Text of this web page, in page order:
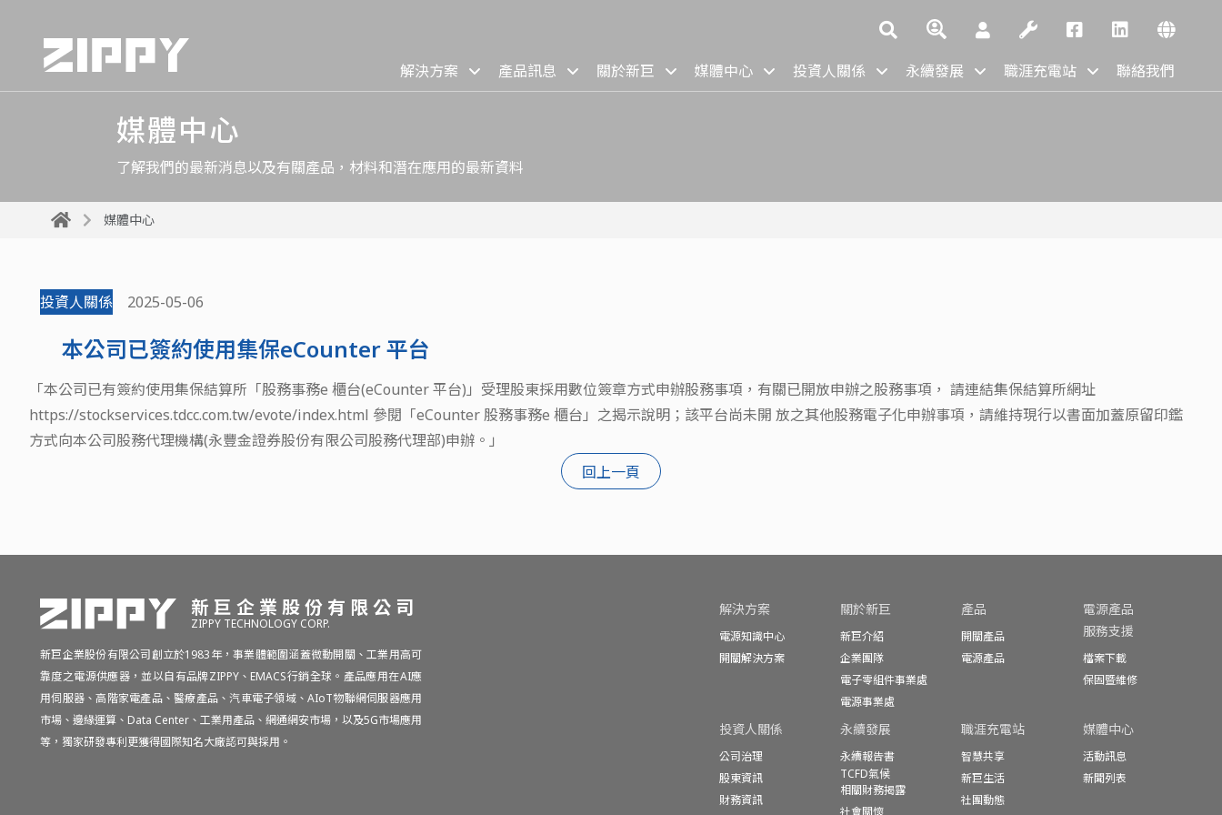
解決方案 產品訊息 關於新巨 媒體中心 投資人關係 永續發展 職涯充電站 聯絡我們
媒體中心
了解我們的最新消息以及有關產品，材料和潛在應用的最新資料
媒體中心
投資人關係 2025-05-06
本公司已簽約使用集保eCounter 平台
「本公司已有簽約使用集保結算所「股務事務e 櫃台(eCounter 平台)」受理股東採用數位簽章方式申辦股務事項，有關已開放申辦之股務事項， 請連結集保結算所網址
https://stockservices.tdcc.com.tw/evote/index.html 參閱「eCounter 股務事務e 櫃台」之揭示說明；該平台尚未開 放之其他股務電子化申辦事項，請維持現行以書面加蓋原留印鑑
方式向本公司股務代理機構(永豐金證券股份有限公司股務代理部)申辦。」
回上一頁
新巨企業股份有限公司
ZIPPY TECHNOLOGY CORP.
新巨企業股份有限公司創立於1983年，事業體範圍涵蓋微動開關、工業用高可
靠度之電源供應器，並以自有品牌ZIPPY、EMACS行銷全球。產品應用在AI應
用伺服器、高階家電產品、醫療產品、汽車電子領域、AIoT物聯網伺服器應用
市場、邊緣運算、Data Center、工業用產品、網通網安市場，以及5G市場應用
等，獨家研發專利更獲得國際知名大廠認可與採用。
解決方案
電源知識中心
開關解決方案
關於新巨
新巨介紹
企業團隊
電子零組件事業處
電源事業處
產品
開關產品
電源產品
電源產品
服務支援
檔案下載
保固暨維修
投資人關係
公司治理
股東資訊
財務資訊
永續發展
永續報告書
TCFD氣候
相關財務揭露
社會關懷
職涯充電站
智慧共享
新巨生活
社團動態
媒體中心
活動訊息
新聞列表